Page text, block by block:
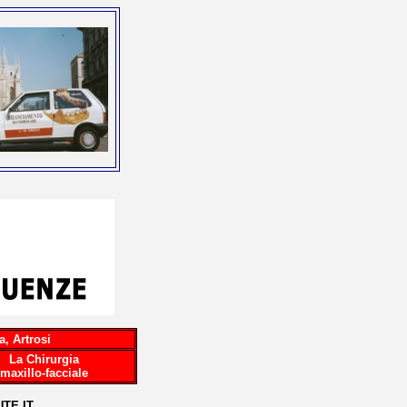
Artrosi
La Chirurgia
maxillo-facciale